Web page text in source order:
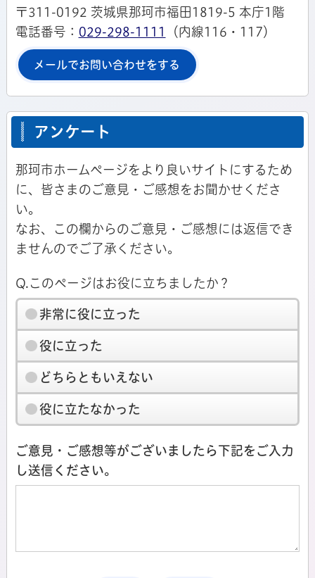
〒311-0192 茨城県那珂市福田1819-5 本庁1階
電話番号： 029-298-1111 （内線116・117）
メールでお問い合わせをする
アンケート
那珂市ホームページをより良いサイトにするため
に、皆さまのご意見・ご感想をお聞かせくださ
い。
なお、この欄からのご意見・ご感想には返信でき
ませんのでご了承ください。
Q.このページはお役に立ちましたか？
非常に役に立った
役に立った
どちらともいえない
役に立たなかった
ご意見・ご感想等がございましたら下記をご入力
し送信ください。